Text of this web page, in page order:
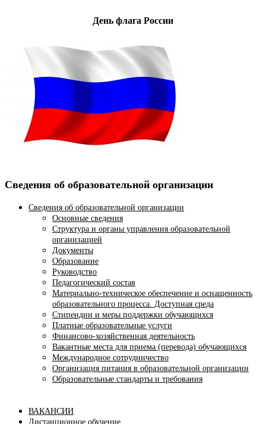
День флага России
Сведения об образовательной организации
Сведения об образовательной организации
Основные сведения
Структура и органы управления образовательной
организацией
Документы
Образование
Руководство
Педагогический состав
Материально-техническое обеспечение и оснащенность
образовательного процесса. Доступная среда
Стипендии и меры поддержки обучающихся
Платные образовательные услуги
Финансово-хозяйственная деятельность
Вакантные места для приема (перевода) обучающихся
Международное сотрудничество
Организация питания в образовательной организации
Образовательные стандарты и требования
ВАКАНСИИ
Дистанционное обучение